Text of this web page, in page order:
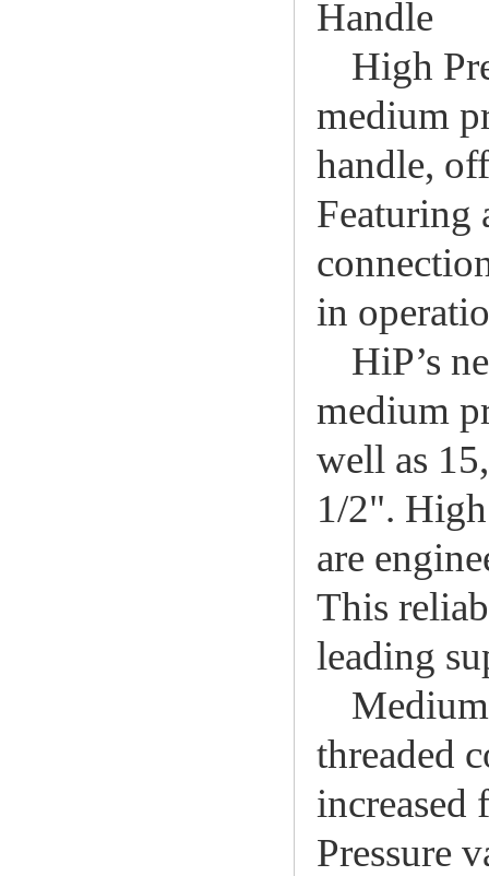
Handle
High
medium
handle,
Featuring
in
HiP’s
medium
well as
1/2". High
are
This
leading
threaded
increased
Pressure